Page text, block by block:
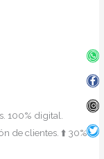
100% digital.
de clientes. ⬆️ 30%
f